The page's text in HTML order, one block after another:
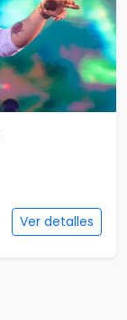
Ver detalles